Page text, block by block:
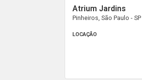
Atrium Jardins
Pinheiros, São Paulo - SP
LOCAÇÃO